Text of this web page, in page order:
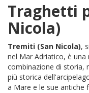
Traghetti
Nicola)
Tremiti (San Nicola),
nel Mar Adriatico, è
combinazione di storia,
più storica
a Mare e le sue antiche